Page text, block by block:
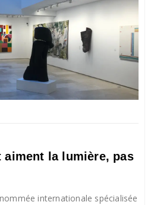
aiment la lumière, pas
internationale spécialisée